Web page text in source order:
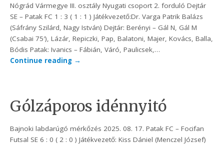
Nógrád Vármegye III. osztály Nyugati csoport 2. forduló Dejtár
SE – Patak FC 1 : 3 ( 1 : 1 ) Játékvezető:Dr. Varga Patrik Balázs
(Sáfrány Szilárd, Nagy István) Dejtár: Berényi – Gál N, Gál M
(Csabai 75′), Lázár, Repiczki, Pap, Balatoni, Majer, Kovács, Balla,
Bódis Patak: Ivanics – Fábián, Váró, Paulicsek,…
Continue reading →
Gólzáporos idénnyitó
Bajnoki labdarúgó mérkőzés 2025. 08. 17. Patak FC – Focifan
Futsal SE 6 : 0 ( 2 : 0 ) Játékvezető: Kiss Dániel (Menczel József)